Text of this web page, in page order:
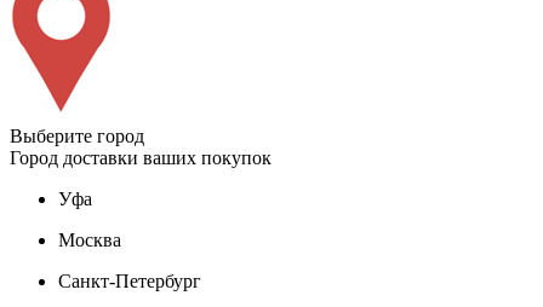
Выберите город
Город доставки ваших покупок
Уфа
Москва
Санкт-Петербург